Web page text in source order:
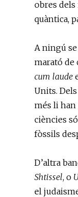
obres dels
quàntica,
A ningú
marató de
cum laude
Units.
més li han
ciències
fòssils
D’altra
Shtissel, o
el